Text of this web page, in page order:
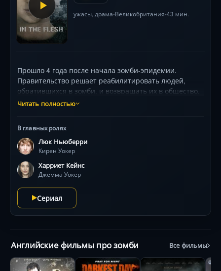
ужасы, драма•Великобритания•43 мин.
Прошло 4 года после начала зомби-эпидемии.
Правительство решает реабилитировать людей,
обратившихся в зомби, и возвращать их в общество,
в т.ч. подростка Кирена Уокера, который
внутренними демонами, ведь превращение в зомби
навсегда оставляет отметку в душе.
Читать полностью
В главных ролях
Люк Ньюберри
Кирен Уокер
Харриет Кейнс
Джемма Уокер
Сериал
Английские фильмы про зомби Все фильмы